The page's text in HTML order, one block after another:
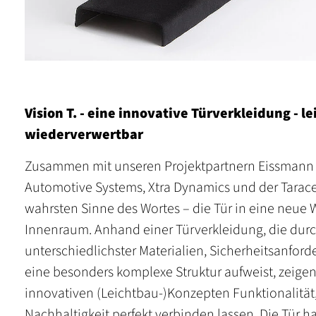
Vision T. - eine innovative Türverkleidung -
wiederverwertbar
Zusammen mit unseren Projektpartnern
Automotive Systems, Xtra Dynamics und der
wahrsten Sinne des Wortes – die Tür in eine neue
Innenraum. Anhand einer Türverkleidung, die
unterschiedlichster Materialien,
eine besonders komplexe Struktur aufweist,
innovativen (Leichtbau-)Konzepten